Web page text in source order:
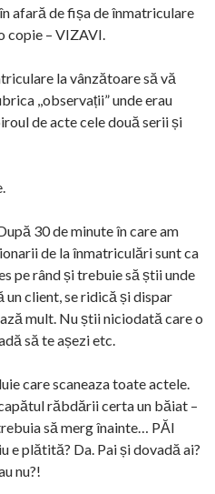
afară de fișa de înmatriculare
copie – VIZAVI.
la vânzătoare să vă
,,observații” unde erau
de acte cele două serii și
30 de minute în care am
de la înmatriculări sunt ca
pe rând și trebuie să știi unde
un client, se ridică și dispar
mult. Nu știi niciodată care o
să te așezi etc.
care scaneaza toate actele.
răbdării certa un băiat –
să merg înainte… PĂI
e plătită? Da. Pai și dovadă ai?
nu?!